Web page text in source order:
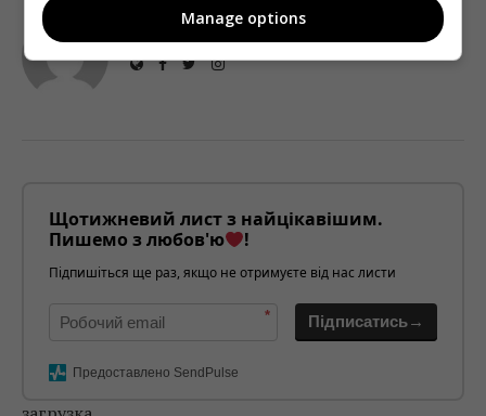
TELEKRITIKA
Щотижневий лист з найцікавішим.
Пишемо з любов'ю
!
Підпишіться ще раз, якщо не отримуєте від нас листи
* Підписатись→
Предоставлено SendPulse
Manage options